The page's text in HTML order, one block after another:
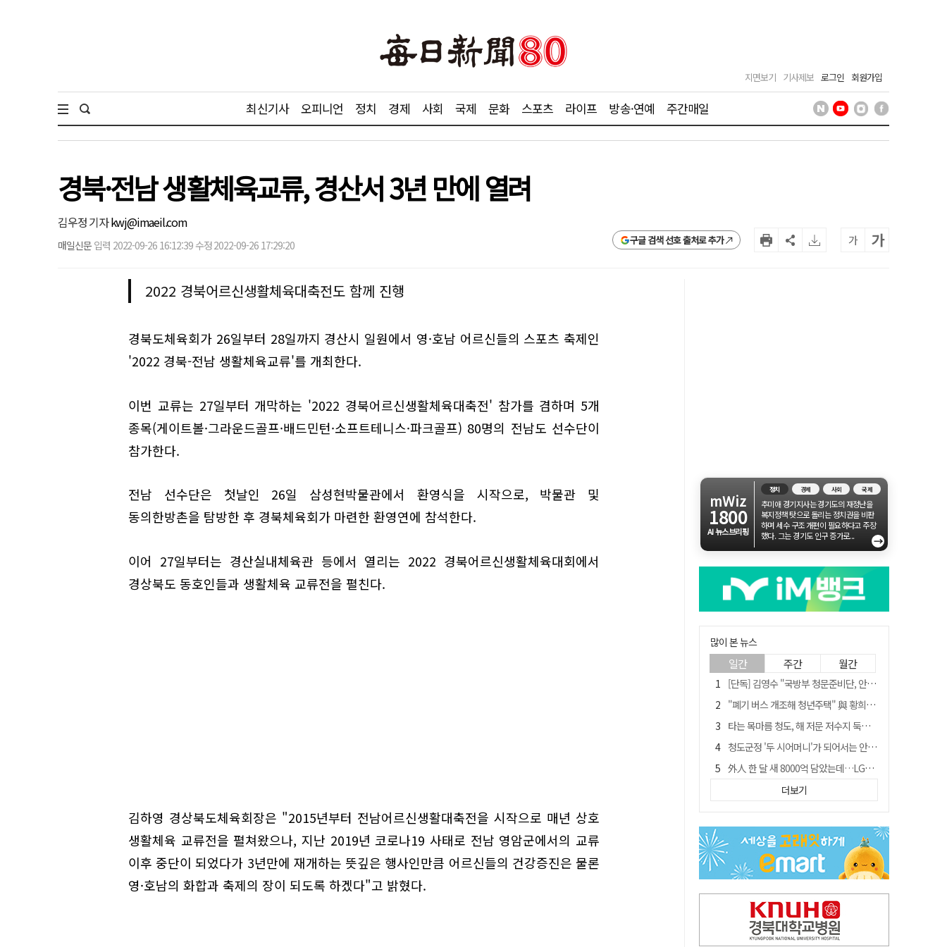
지면보기 기사제보 로그인 회원가입
최신기사 오피니언 정치 경제 사회 국제 문화 스포츠 라이프 방송·연예 주간매일
경북·전남 생활체육교류, 경산서 3년 만에 열려
김우정 기자kwj@imaeil.com
매일신문 입력 2022-09-26 16:12:39 수정 2022-09-26 17:29:20 구글 검색 선호 출처로 추가 가 가
2022 경북어르신생활체육대축전도 함께 진행
경북도체육회가 26일부터 28일까지 경산시 일원에서 영·호남 어르신들의 스포츠 축제인
'2022 경북-전남 생활체육교류'를 개최한다.
이번 교류는 27일부터 개막하는 '2022 경북어르신생활체육대축전' 참가를 겸하며 5개
종목(게이트볼·그라운드골프·배드민턴·소프트테니스·파크골프) 80명의 전남도 선수단이
참가한다.
전남 선수단은 첫날인 26일 삼성현박물관에서 환영식을 시작으로, 박물관 및
동의한방촌을 탐방한 후 경북체육회가 마련한 환영연에 참석한다.
이어 27일부터는 경산실내체육관 등에서 열리는 2022 경북어르신생활체육대회에서
경상북도 동호인들과 생활체육 교류전을 펼친다.
김하영 경상북도체육회장은 "2015년부터 전남어르신생활대축전을 시작으로 매년 상호
생활체육 교류전을 펼쳐왔으나, 지난 2019년 코로나19 사태로 전남 영암군에서의 교류
이후 중단이 되었다가 3년만에 재개하는 뜻깊은 행사인만큼 어르신들의 건강증진은 물론
영·호남의 화합과 축제의 장이 되도록 하겠다"고 밝혔다.
mWiz
1800
AI 뉴스브리핑
정치 경제 사회 국제
추미애 경기지사는 경기도의 재정난을
복지정책 탓으로 돌리는 정치권을 비판
하며 세수 구조 개편이 필요하다고 주장
했다. 그는 경기도 인구 증가로...
→
많이 본 뉴스
일간 주간 월간
[단독] 김영수 "국방부 청문준비단, 안규백 탈영 알고있었다"
"폐기 버스 개조해 청년주택" 與 황희…'딸 학비는 年 4200만원'
타는 목마름 청도, 해 저문 저수지 둑에 군수가 서 있었다
청도군정 '두 시어머니'가 되어서는 안된다
外人 한 달 새 8000억 담았는데…LG이노텍 목표주가는 왜 엇갈릴까
임시휴업 들어갔던 홈플러스 영주점, 7일 영업 재개…지하 1층만 운영
SK하이닉스, 주당 375원 분기 배당 공시…"3분기 중 주주환원 방안 확정"
이의준 전 경북도 새마을봉사과장, 제28대 울릉군 부군수 취임
"상법개정해도 주주가 '봉'"…하이닉스 솔리다임 상장설에 술렁[개미와글와글]
더보기